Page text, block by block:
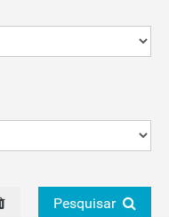
Pesquisar